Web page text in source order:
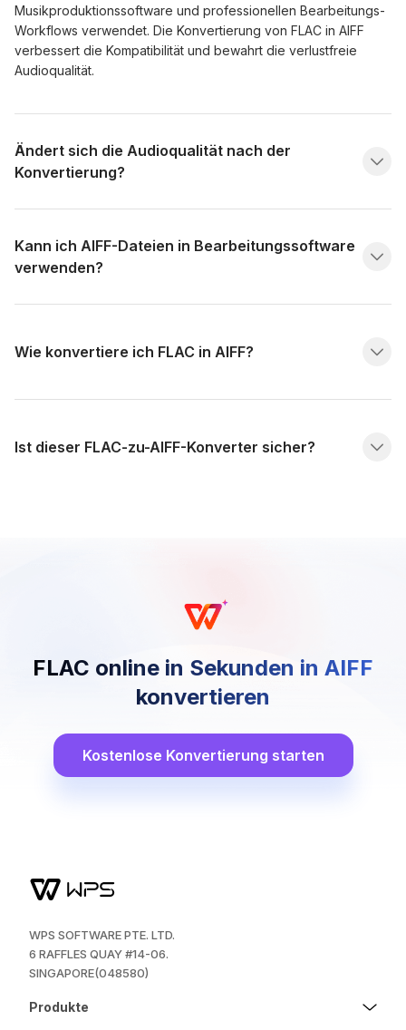
Musikproduktionssoftware und professionellen Bearbeitungs-
Workflows verwendet. Die Konvertierung von FLAC in AIFF
verbessert die Kompatibilität und bewahrt die verlustfreie
Audioqualität.
Ändert sich die Audioqualität nach der
Konvertierung?
Kann ich AIFF-Dateien in Bearbeitungssoftware
verwenden?
Wie konvertiere ich FLAC in AIFF?
Ist dieser FLAC-zu-AIFF-Konverter sicher?
FLAC online in Sekunden in AIFF
konvertieren
Kostenlose Konvertierung starten
WPS SOFTWARE PTE. LTD.
6 RAFFLES QUAY #14-06.
SINGAPORE(048580)
Produkte